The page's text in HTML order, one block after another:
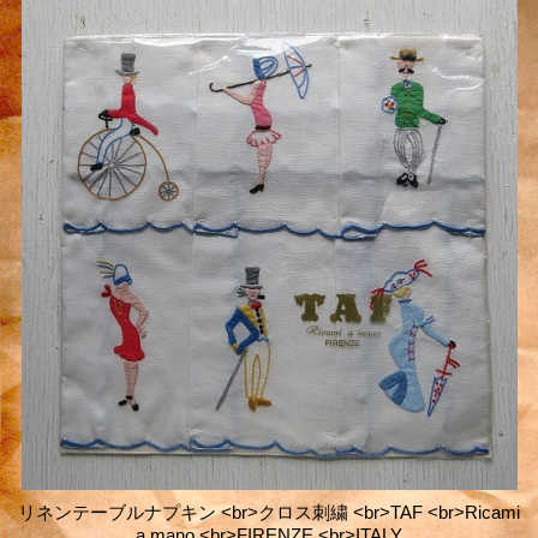
リネンテーブルナプキン <br>クロス刺繍 <br>TAF <br>Ricami